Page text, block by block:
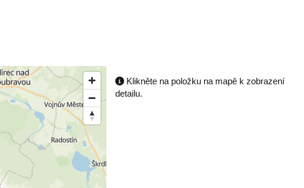
Klikněte na položku na mapě k zobrazení
detailu.